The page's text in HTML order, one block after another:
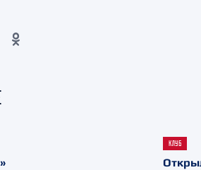
КЛУБ